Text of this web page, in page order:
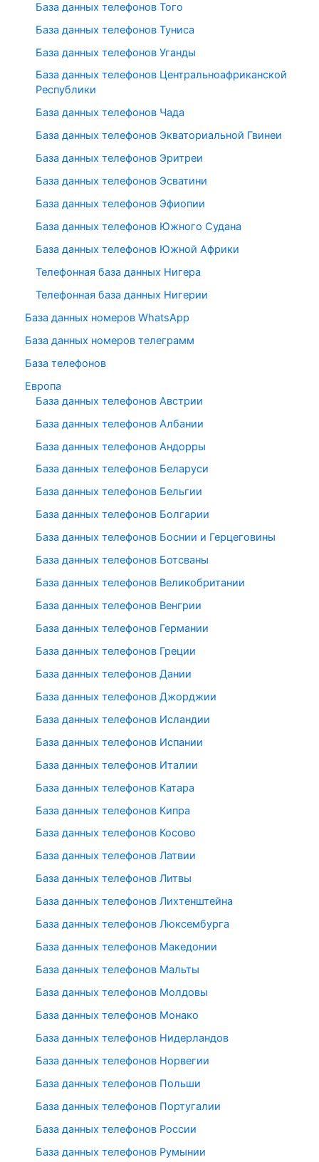
База данных телефонов Того
База данных телефонов Туниса
База данных телефонов Уганды
База данных телефонов Центральноафриканской
Республики
База данных телефонов Чада
База данных телефонов Экваториальной Гвинеи
База данных телефонов Эритреи
База данных телефонов Эсватини
База данных телефонов Эфиопии
База данных телефонов Южного Судана
База данных телефонов Южной Африки
Телефонная база данных Нигера
Телефонная база данных Нигерии
База данных номеров WhatsApp
База данных номеров телеграмм
База телефонов
Европа
База данных телефонов Австрии
База данных телефонов Албании
База данных телефонов Андорры
База данных телефонов Беларуси
База данных телефонов Бельгии
База данных телефонов Болгарии
База данных телефонов Боснии и Герцеговины
База данных телефонов Ботсваны
База данных телефонов Великобритании
База данных телефонов Венгрии
База данных телефонов Германии
База данных телефонов Греции
База данных телефонов Дании
База данных телефонов Джорджии
База данных телефонов Исландии
База данных телефонов Испании
База данных телефонов Италии
База данных телефонов Катара
База данных телефонов Кипра
База данных телефонов Косово
База данных телефонов Латвии
База данных телефонов Литвы
База данных телефонов Лихтенштейна
База данных телефонов Люксембурга
База данных телефонов Македонии
База данных телефонов Мальты
База данных телефонов Молдовы
База данных телефонов Монако
База данных телефонов Нидерландов
База данных телефонов Норвегии
База данных телефонов Польши
База данных телефонов Португалии
База данных телефонов России
База данных телефонов Румынии